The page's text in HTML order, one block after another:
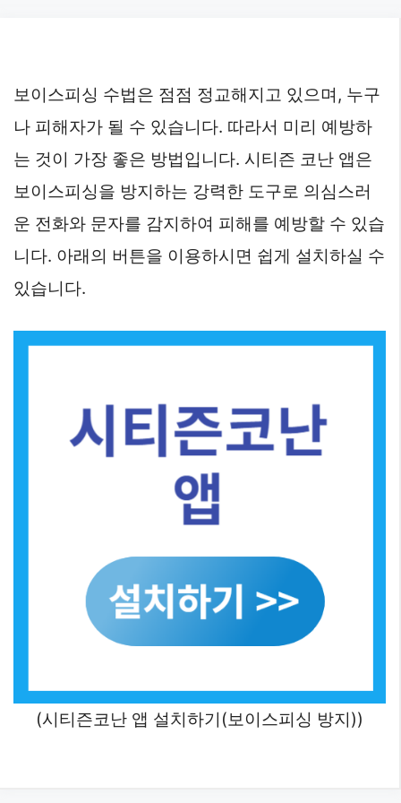
보이스피싱 수법은 점점 정교해지고 있으며, 누구
나 피해자가 될 수 있습니다. 따라서 미리 예방하
는 것이 가장 좋은 방법입니다. 시티즌 코난 앱은
보이스피싱을 방지하는 강력한 도구로 의심스러
운 전화와 문자를 감지하여 피해를 예방할 수 있습
니다. 아래의 버튼을 이용하시면 쉽게 설치하실 수
있습니다.
(시티즌코난 앱 설치하기(보이스피싱 방지))